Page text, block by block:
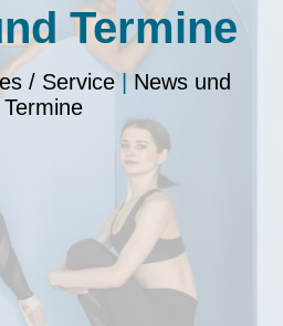
Termine
/ Service| News und
Termine